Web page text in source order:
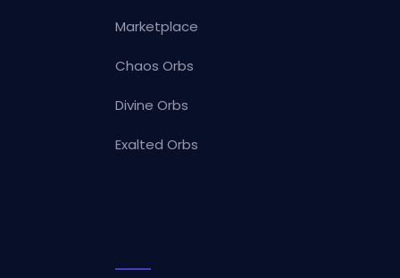
Marketplace
Chaos Orbs
Divine Orbs
Exalted Orbs